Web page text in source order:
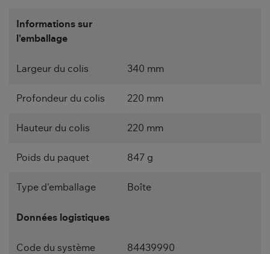
Informations sur
l'emballage
Largeur du colis 340 mm
Profondeur du colis 220 mm
Hauteur du colis 220 mm
Poids du paquet 847 g
Type d'emballage Boîte
Données logistiques
Code du système
84439990